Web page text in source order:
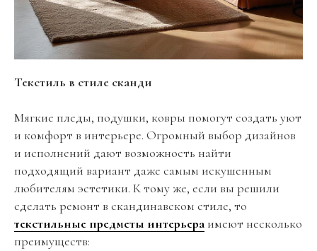
Текстиль в стиле сканди
Мягкие пледы, подушки, ковры помогут создать уют
и комфорт в интерьере. Огромный выбор дизайнов
и исполнений дают возможность найти
подходящий вариант даже самым искушенным
любителям эстетики. К тому же, если вы решили
сделать ремонт в скандинавском стиле, то
текстильные предметы интерьера имеют несколько
преимуществ: